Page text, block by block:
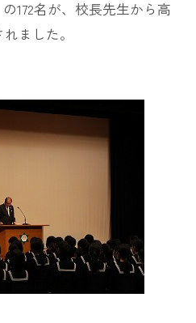
172名が、校長先生から高
ました。